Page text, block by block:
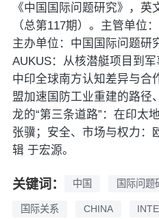
《中国国际问题研究》，英
（总第117期）。主管单位
主办单位：中国国际问题研
AUKUS：从核潜艇项目到军
中印全球南方认知差异与合
盟加速国防工业重建的路径
龙的“第三条道路”：在印太
张骥；安全、市场与权力：
辑 于宏源。
关键词： 中国 国际问题
国际关系 CHINA